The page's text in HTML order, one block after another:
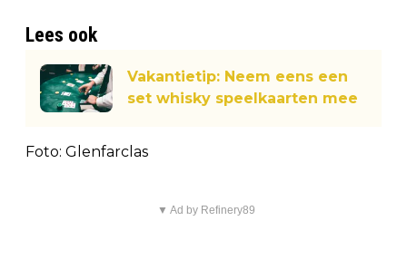
Lees ook
Vakantietip: Neem eens een
set whisky speelkaarten mee
Foto: Glenfarclas
▼ Ad by Refinery89